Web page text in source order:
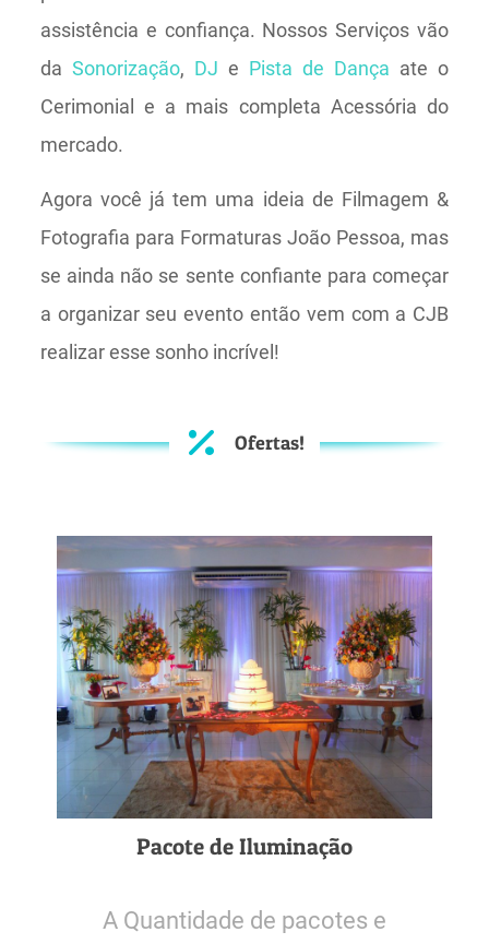
assistência e confiança. Nossos Serviços vão
da Sonorização, DJ e Pista de Dança ate o
Cerimonial e a mais completa Acessória do
mercado.
Agora você já tem uma ideia de Filmagem &
Fotografia para Formaturas João Pessoa, mas
se ainda não se sente confiante para começar
a organizar seu evento então vem com a CJB
realizar esse sonho incrível!
Ofertas!
Pacote de Iluminação
A Quantidade de pacotes e